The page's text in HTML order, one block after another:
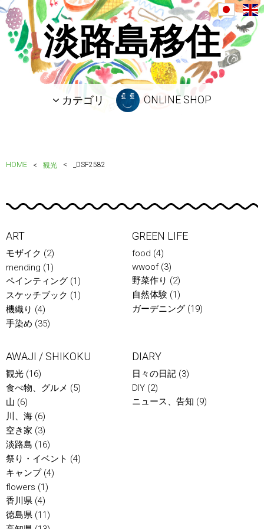
淡路島移住
カテゴリ ONLINE SHOP
HOME 観光 _DSF2582
ART
モザイク (2)
mending (1)
ペインティング (1)
スケッチブック (1)
機織り (4)
手染め (35)
GREEN LIFE
food (4)
wwoof(3)
野菜作り (2)
自然体験 (1)
ガーデニング (19)
AWAJI / SHIKOKU
観光 (16)
食べ物、グルメ (5)
山 (6)
川、海 (6)
空き家 (3)
淡路島 (16)
祭り・イベント (4)
キャンプ(4)
flowers (1)
香川県 (4)
徳島県 (11)
DIARY
日々の日記 (3)
DIY (2)
ニュース、告知 (9)